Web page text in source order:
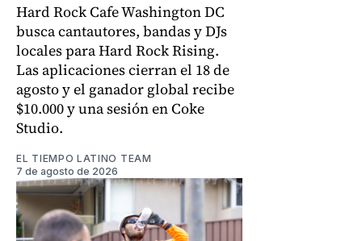
Hard Rock Cafe Washington DC
busca cantautores, bandas y DJs
locales para Hard Rock Rising.
Las aplicaciones cierran el 18 de
agosto y el ganador global recibe
$10.000 y una sesión en Coke
Studio.
EL TIEMPO LATINO TEAM
7 de agosto de 2026